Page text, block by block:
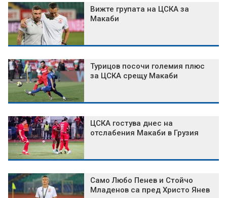
Вижте групата на ЦСКА за
Макаби
Турицов посочи големия плюс
за ЦСКА срещу Макаби
ЦСКА гостува днес на
отслабения Макаби в Грузия
Само Любо Пенев и Стойчо
Младенов са пред Христо Янев